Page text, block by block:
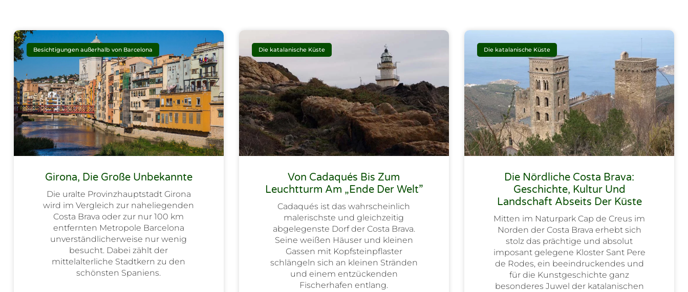
Besichtigungen außerhalb von Barcelona
Girona, Die Große Unbekannte
Die uralte Provinzhauptstadt Girona
wird im Vergleich zur naheliegenden
Costa Brava oder zur nur 100 km
entfernten Metropole Barcelona
unverständlicherweise nur wenig
besucht. Dabei zählt der
mittelalterliche Stadtkern zu den
schönsten Spaniens.
Die katalanische Küste
Von Cadaqués Bis Zum
Leuchtturm Am „Ende Der Welt”
Cadaqués ist das wahrscheinlich
malerischste und gleichzeitig
abgelegenste Dorf der Costa Brava.
Seine weißen Häuser und kleinen
Gassen mit Kopfsteinpflaster
schlängeln sich an kleinen Stränden
und einem entzückenden
Fischerhafen entlang.
Die katalanische Küste
Die Nördliche Costa Brava:
Geschichte, Kultur Und
Landschaft Abseits Der Küste
Mitten im Naturpark Cap de Creus im
Norden der Costa Brava erhebt sich
stolz das prächtige und absolut
imposant gelegene Kloster Sant Pere
de Rodes, ein beeindruckendes und
für die Kunstgeschichte ganz
besonderes Juwel der katalanischen